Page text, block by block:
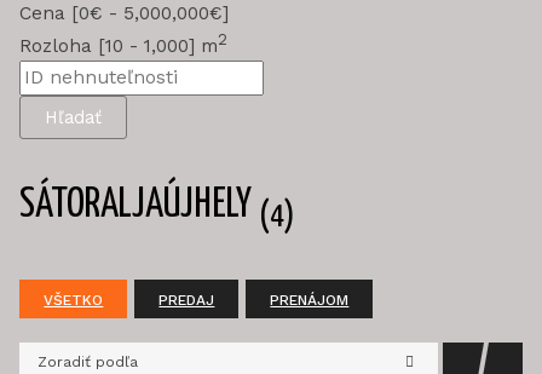
Cena [0€ - 5,000,000€]
Rozloha [10 -1,000] m2
Hľadať
SÁTORALJAÚJHELY (4)
VŠETKO PREDAJ PRENÁJOM
Zoradiť podľa